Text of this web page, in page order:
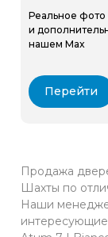
Реальное фото
и
нашем Max
Перейти
Продажа
Шахты по
Наши